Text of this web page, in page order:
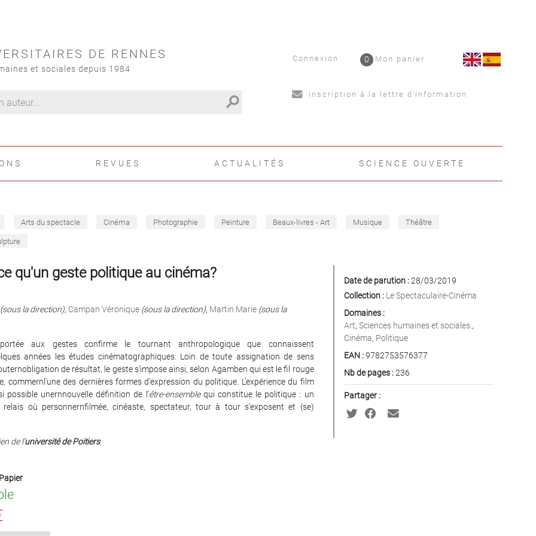
DE RENNES
et sociales depuis 1984
search
Connexion Mon panier
0
Inscription à la lettre d'information
REVUES ACTUALITÉS SCIENCE OUVERTE
Arts du spectacle Cinéma Photographie Peinture Beaux-livres - Art Musique Théâtre
qu'un geste politique au cinéma?
(sous la direction), Campan Véronique (sous la direction), Martin Marie (sous la
portée aux gestes confirme le tournant anthropologique que connaissent
années les études cinématographiques. Loin de toute assignation de sens
de résultat, le geste s’impose ainsi, selon Agamben qui est le fil rouge
commernl’une des dernières formes d’expression du politique. L’expérience du film
possible unernnouvelle définition de l’être-ensemblequi constitue le politique : un
relais où personnernfilmée, cinéaste, spectateur, tour à tour s’exposent et (se)
de l’université de Poitiers.
Date de parution :28/03/2019
Collection : Le Spectaculaire-Cinéma
Domaines :
Art, Sciences humaines et sociales. ,
Cinéma, Politique
EAN :9782753576377
Nb de pages :236
Partager :